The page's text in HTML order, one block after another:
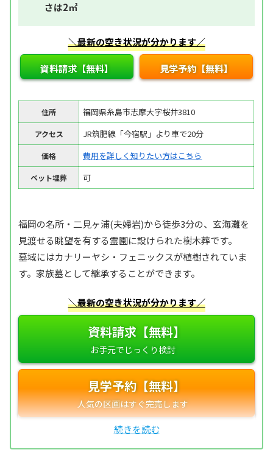
さは2㎡
＼最新の空き状況が分かります／
資料請求【無料】 見学予約【無料】
住所 福岡県糸島市志摩大字桜井3810
アクセス JR筑肥線「今宿駅」より車で20分
価格 費用を詳しく知りたい方はこちら
ペット埋葬 可
福岡の名所・二見ヶ浦(夫婦岩)から徒歩3分の、玄海灘を
見渡せる眺望を有する霊園に設けられた樹木葬です。
墓域にはカナリーヤシ・フェニックスが植樹されていま
す。家族墓として継承することができます。
＼最新の空き状況が分かります／
資料請求【無料】
見学予約【無料】